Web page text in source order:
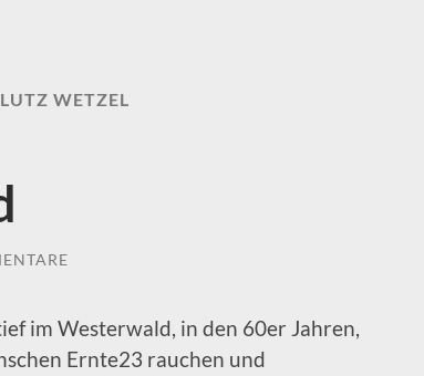
LUTZ WETZEL
im Westerwald, in den 60er Jahren,
Ernte23 rauchen und